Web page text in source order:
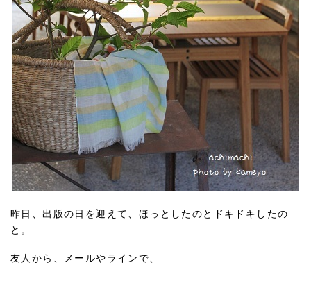
昨日、出版の日を迎えて、ほっとしたのとドキドキしたの
と。
友人から、メールやラインで、